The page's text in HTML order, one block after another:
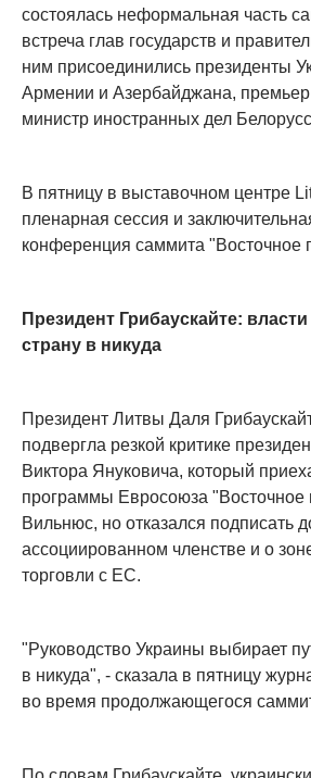
состоялась неформальная часть
встреча глав государств и
ним присоединились президенты
Армении и Азербайджана,
министр иностранных дел
В пятницу в выставочном центре
пленарная сессия и
конференция саммита "Восточное
Президент Грибаускайте:
страну в никуда
Президент Литвы Даля
подвергла резкой критике
Виктора Януковича, который
программы Евросоюза "Восточное
Вильнюс, но отказался подписать
ассоциированном членстве и о
торговли с ЕС.
"Руководство Украины выбирает
в никуда", - сказала в пятницу
во время продолжающегося